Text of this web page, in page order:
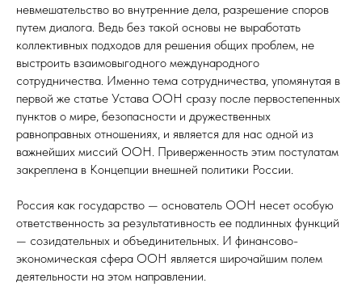
невмешательство во внутренние дела, разрешение споров
путем диалога. Ведь без такой основы не выработать
коллективных подходов для решения общих проблем, не
выстроить взаимовыгодного международного
сотрудничества. Именно тема сотрудничества, упомянутая в
первой же статье Устава ООН сразу после первостепенных
пунктов о мире, безопасности и дружественных
равноправных отношениях, и является для нас одной из
важнейших миссий ООН. Приверженность этим постулатам
закреплена в Концепции внешней политики России.
Россия как государство — основатель ООН несет особую
ответственность за результативность ее подлинных функций
— созидательных и объединительных. И финансово-
экономическая сфера ООН является широчайшим полем
деятельности на этом направлении.